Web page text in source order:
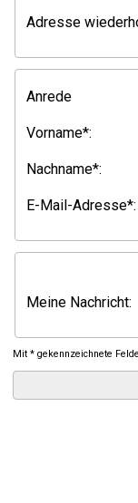
Adresse
Anrede
Vorname*:
Nachname*:
E-Mail-Adresse*:
Meine Nachricht:
Mit * gekennzeichnete